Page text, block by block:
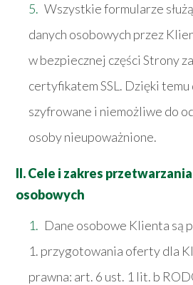
Wszystkie formularze
danych osobowych przez
w bezpiecznej części Strony
certyfikatem SSL. Dzięki temu
szyfrowane i niemożliwe do
osoby nieupoważnione.
II. Cele i zakres
osobowych
Dane osobowe Klienta są
1. przygotowania oferty dla
prawna: art. 6 ust. 1 lit. b